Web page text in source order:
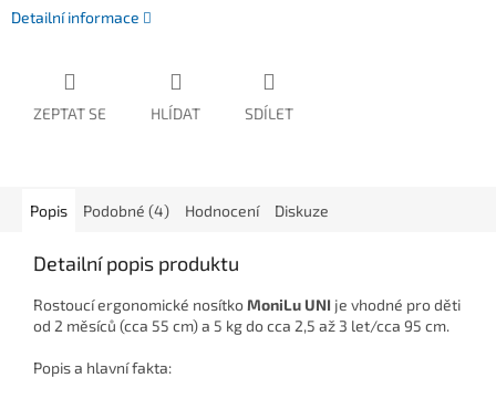
Detailní informace
ZEPTAT SE HLÍDAT SDÍLET
Popis Podobné (4) Hodnocení Diskuze
Detailní popis produktu
Rostoucí ergonomické nosítkoMoniLu UNI je vhodné pro děti
od 2 měsíců (cca 55 cm) a 5 kg do cca 2,5 až 3 let/cca 95 cm.
Popis a hlavní fakta: